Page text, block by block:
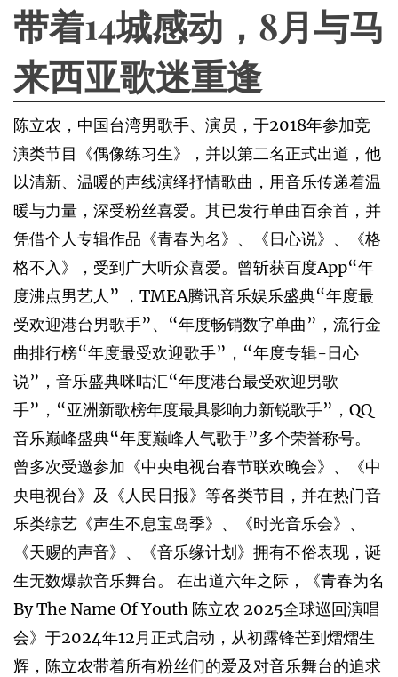
带着14城感动，8月与马
来西亚歌迷重逢
陈立农，中国台湾男歌手、演员，于2018年参加竞
演类节目《偶像练习生》，并以第二名正式出道，他
以清新、温暖的声线演绎抒情歌曲，用音乐传递着温
暖与力量，深受粉丝喜爱。其已发行单曲百余首，并
凭借个人专辑作品《青春为名》、《日心说》、《格
格不入》，受到广大听众喜爱。曾斩获百度App“年
度沸点男艺人” ，TMEA腾讯音乐娱乐盛典“年度最
受欢迎港台男歌手”、“年度畅销数字单曲”，流行金
曲排行榜“年度最受欢迎歌手”，“年度专辑-日心
说”，音乐盛典咪咕汇“年度港台最受欢迎男歌
手”，“亚洲新歌榜年度最具影响力新锐歌手”，QQ
音乐巅峰盛典“年度巅峰人气歌手”多个荣誉称号。
曾多次受邀参加《中央电视台春节联欢晚会》、《中
央电视台》及《人民日报》等各类节目，并在热门音
乐类综艺《声生不息宝岛季》、《时光音乐会》、
《天赐的声音》、《音乐缘计划》拥有不俗表现，诞
生无数爆款音乐舞台。 在出道六年之际，《青春为名
By The Name Of Youth 陈立农 2025全球巡回演唱
会》于2024年12月正式启动，从初露锋芒到熠熠生
辉，陈立农带着所有粉丝们的爱及对音乐舞台的追求